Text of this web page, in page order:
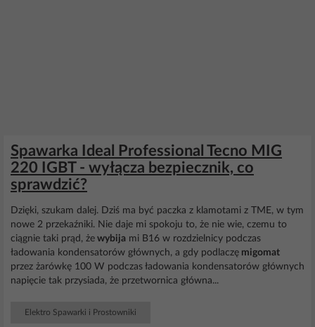
Spawarka Ideal Professional Tecno MIG
220 IGBT - wyłącza bezpiecznik, co
sprawdzić?
Dzięki, szukam dalej. Dziś ma być paczka z klamotami z TME, w tym
nowe 2 przekaźniki. Nie daje mi spokoju to, że nie wie, czemu to
ciągnie taki prąd, że wybija mi B16 w rozdzielnicy podczas
ładowania kondensatorów głównych, a gdy podlaczę migomat
przez żarówkę 100 W podczas ładowania kondensatorów głównych
napięcie tak przysiada, że przetwornica główna...
Elektro Spawarki i Prostowniki